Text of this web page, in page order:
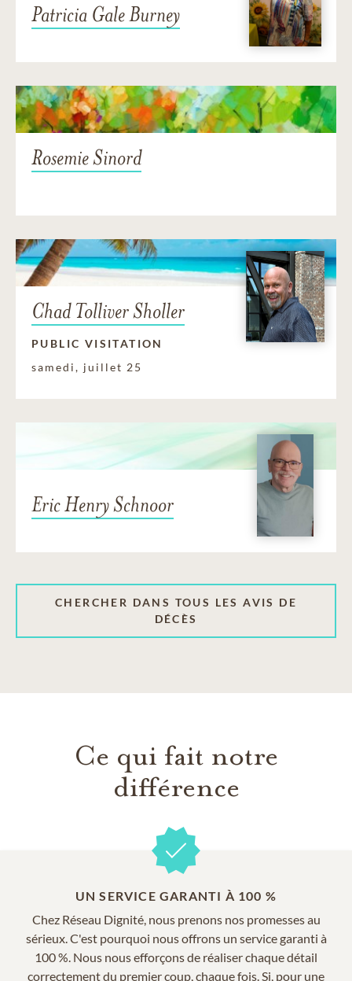
Patricia Gale Burney
Rosemie Sinord
Chad Tolliver Sholler
PUBLIC VISITATION
samedi, juillet 25
Eric Henry Schnoor
CHERCHER DANS TOUS LES AVIS DE
DÉCÈS
Ce qui fait notre
différence
UN SERVICE GARANTI À 100 %
Chez Réseau Dignité, nous prenons nos promesses au
sérieux. C'est pourquoi nous offrons un service garanti à
100 %. Nous nous efforçons de réaliser chaque détail
correctement du premier coup, chaque fois. Si, pour une